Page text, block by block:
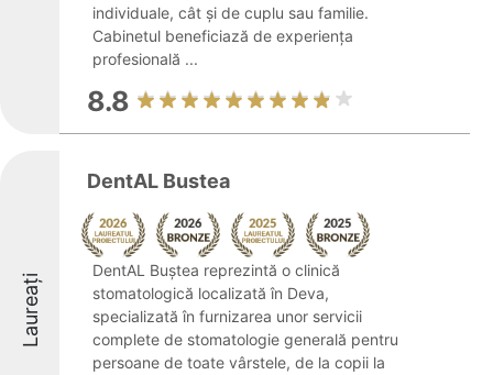
individuale, cât și de cuplu sau familie.
Cabinetul beneficiază de experiența
profesională ...
8.8
Laureați
DentAL Bustea
DentAL Buștea reprezintă o clinică
stomatologică localizată în Deva,
specializată în furnizarea unor servicii
complete de stomatologie generală pentru
persoane de toate vârstele, de la copii la